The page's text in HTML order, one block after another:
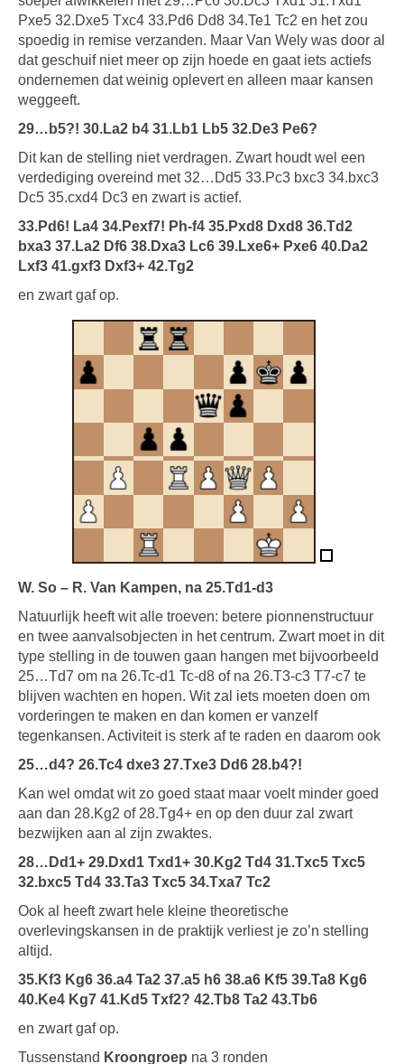
Pxe5 32.Dxe5 Txc4 33.Pd6 Dd8 34.Te1 Tc2 en het zou
spoedig in remise verzanden. Maar Van Wely was door al
dat geschuif niet meer op zijn hoede en gaat iets actiefs
ondernemen dat weinig oplevert en alleen maar kansen
weggeeft.
29…b5?! 30.La2 b4 31.Lb1 Lb5 32.De3 Pe6?
Dit kan de stelling niet verdragen. Zwart houdt wel een
verdediging overeind met 32…Dd5 33.Pc3 bxc3 34.bxc3
Dc5 35.cxd4 Dc3 en zwart is actief.
33.Pd6! La4 34.Pexf7! Ph-f4 35.Pxd8 Dxd8 36.Td2
bxa3 37.La2 Df6 38.Dxa3 Lc6 39.Lxe6+ Pxe6 40.Da2
Lxf3 41.gxf3 Dxf3+ 42.Tg2
en zwart gaf op.
W. So – R. Van Kampen, na 25.Td1-d3
Natuurlijk heeft wit alle troeven: betere pionnenstructuur
en twee aanvalsobjecten in het centrum. Zwart moet in dit
type stelling in de touwen gaan hangen met bijvoorbeeld
25…Td7 om na 26.Tc-d1 Tc-d8 of na 26.T3-c3 T7-c7 te
blijven wachten en hopen. Wit zal iets moeten doen om
vorderingen te maken en dan komen er vanzelf
tegenkansen. Activiteit is sterk af te raden en daarom ook
25…d4? 26.Tc4 dxe3 27.Txe3 Dd6 28.b4?!
Kan wel omdat wit zo goed staat maar voelt minder goed
aan dan 28.Kg2 of 28.Tg4+ en op den duur zal zwart
bezwijken aan al zijn zwaktes.
28…Dd1+ 29.Dxd1 Txd1+ 30.Kg2 Td4 31.Txc5 Txc5
32.bxc5 Td4 33.Ta3 Txc5 34.Txa7 Tc2
Ook al heeft zwart hele kleine theoretische
overlevingskansen in de praktijk verliest je zo’n stelling
altijd.
35.Kf3 Kg6 36.a4 Ta2 37.a5 h6 38.a6 Kf5 39.Ta8 Kg6
40.Ke4 Kg7 41.Kd5 Txf2? 42.Tb8 Ta2 43.Tb6
en zwart gaf op.
Tussenstand Kroongroep na 3 ronden